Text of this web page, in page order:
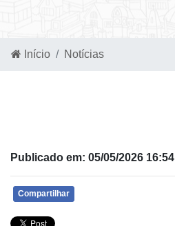
Início Notícias
Publicado em: 05/05/2026 16:54
Compartilhar